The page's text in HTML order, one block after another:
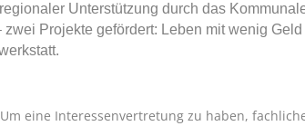
Unterstützung durch das
Projekte gefördert: Leben mit wenig Geld
eine Interessenvertretung zu haben,